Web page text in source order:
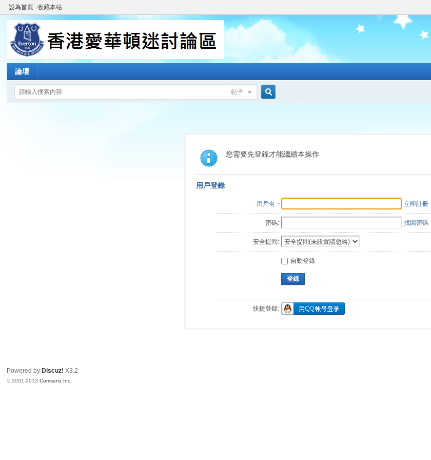
設為首頁 收藏本站
論壇
帖子
索
您需要先登錄才能繼續本操作
用戶登錄
用戶名 立即註冊
密碼: 找回密碼
安全提問:
自動登錄
登錄
快捷登錄:
Powered by Discuz! X3.2
© 2001-2013Comsenz Inc.